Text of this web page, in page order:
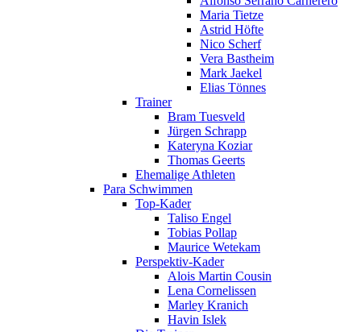
Maria Tietze
Astrid Höfte
Nico Scherf
Vera Bastheim
Mark Jaekel
Elias Tönnes
Trainer
Bram Tuesveld
Jürgen Schrapp
Kateryna Koziar
Thomas Geerts
Ehemalige Athleten
Para Schwimmen
Top-Kader
Taliso Engel
Tobias Pollap
Maurice Wetekam
Perspektiv-Kader
Alois Martin Cousin
Lena Cornelissen
Marley Kranich
Havin Islek